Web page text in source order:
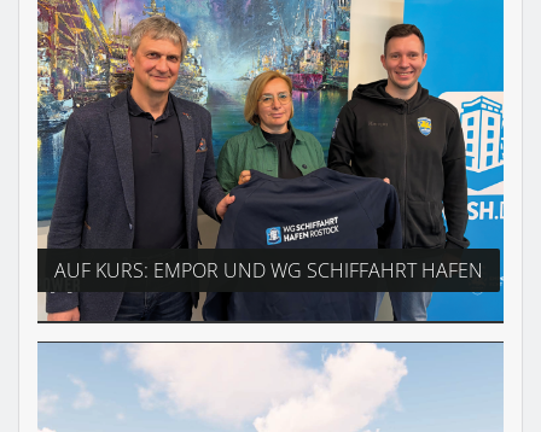
AUF KURS: EMPOR UND WG SCHIFFAHRT HAFEN